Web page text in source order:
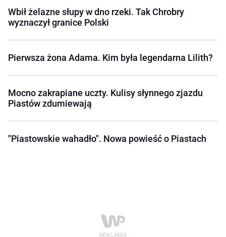
Wbił żelazne słupy w dno rzeki. Tak Chrobry
wyznaczył granice Polski
Pierwsza żona Adama. Kim była legendarna Lilith?
Mocno zakrapiane uczty. Kulisy słynnego zjazdu
Piastów zdumiewają
"Piastowskie wahadło". Nowa powieść o Piastach